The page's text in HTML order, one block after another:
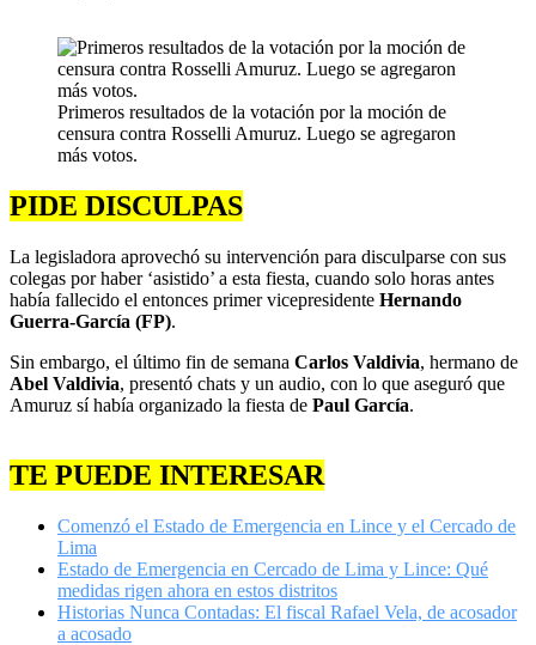
Primeros resultados de la votación por la moción de
censura contra Rosselli Amuruz. Luego se agregaron
más votos.
PIDE DISCULPAS
La legisladora aprovechó su intervención para disculparse con sus
colegas por haber ‘asistido’ a esta fiesta, cuando solo horas antes
había fallecido el entonces primer vicepresidente Hernando
Guerra-García (FP).
Sin embargo, el último fin de semana Carlos Valdivia, hermano de
Abel Valdivia, presentó chats y un audio, con lo que aseguró que
Amuruz sí había organizado la fiesta de Paul García.
TE PUEDE INTERESAR
Comenzó el Estado de Emergencia en Lince y el Cercado de
Lima
Estado de Emergencia en Cercado de Lima y Lince: Qué
medidas rigen ahora en estos distritos
Historias Nunca Contadas: El fiscal Rafael Vela, de acosador
a acosado